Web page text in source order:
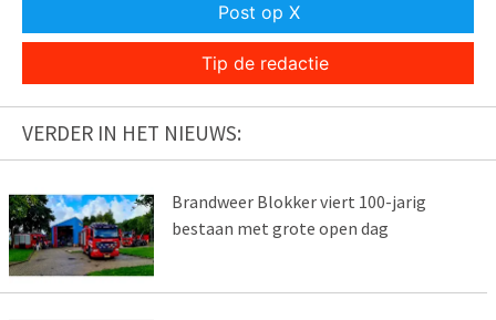
Post op X
Tip de redactie
VERDER IN HET NIEUWS:
Brandweer Blokker viert 100-jarig
bestaan met grote open dag